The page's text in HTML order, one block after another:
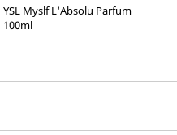
YSL Myslf L'Absolu Parfum
100ml